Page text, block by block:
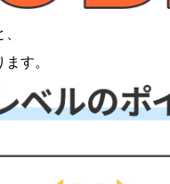
ます。